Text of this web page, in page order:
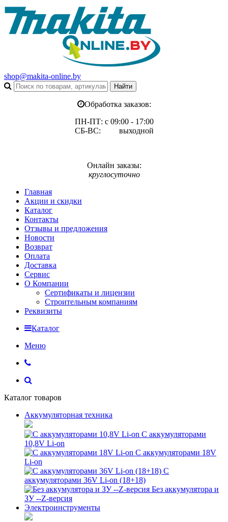
shop@makita-online.by
Обработка заказов:
ПН-ПТ: с 09:00 - 17:00
СБ-ВС: выходной
Онлайн заказы:
круглосуточно
Главная
Акции и скидки
Каталог
Контакты
Отзывы и предложения
Новости
Возврат
Оплата
Доставка
Сервис
О Компании
Сертификаты и лицензии
Строительным компаниям
Реквизиты
Каталог
Меню
Каталог товаров
Аккумуляторная техника
С аккумуляторами
10,8V Li-on
С аккумуляторами 18V
Li-on
С
аккумуляторами 36V Li-on (18+18)
Без аккумулятора и
ЗУ --Z-версия
Электроинструменты